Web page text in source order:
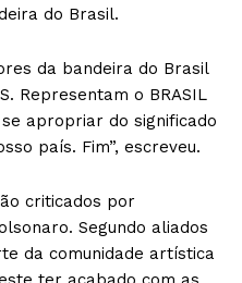
do Brasil.
da bandeira do Brasil
Representam o BRASIL
apropriar do significado
país. Fim”, escreveu.
criticados por
Segundo aliados
da comunidade artística